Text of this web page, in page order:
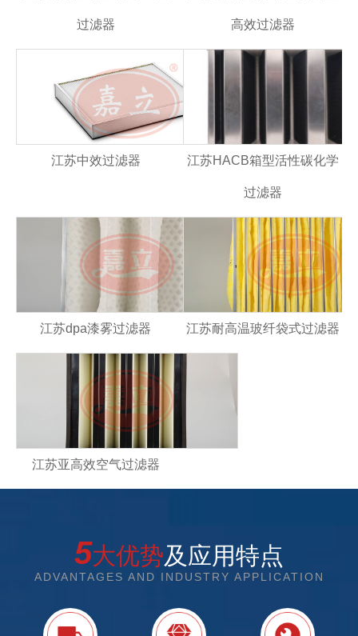
过滤器 高效过滤器
江苏中效过滤器 江苏HACB箱型活性碳化学
过滤器
江苏dpa漆雾过滤器 江苏耐高温玻纤袋式过滤器
江苏亚高效空气过滤器
5大优势及应用特点
ADVANTAGES AND INDUSTRY APPLICATION